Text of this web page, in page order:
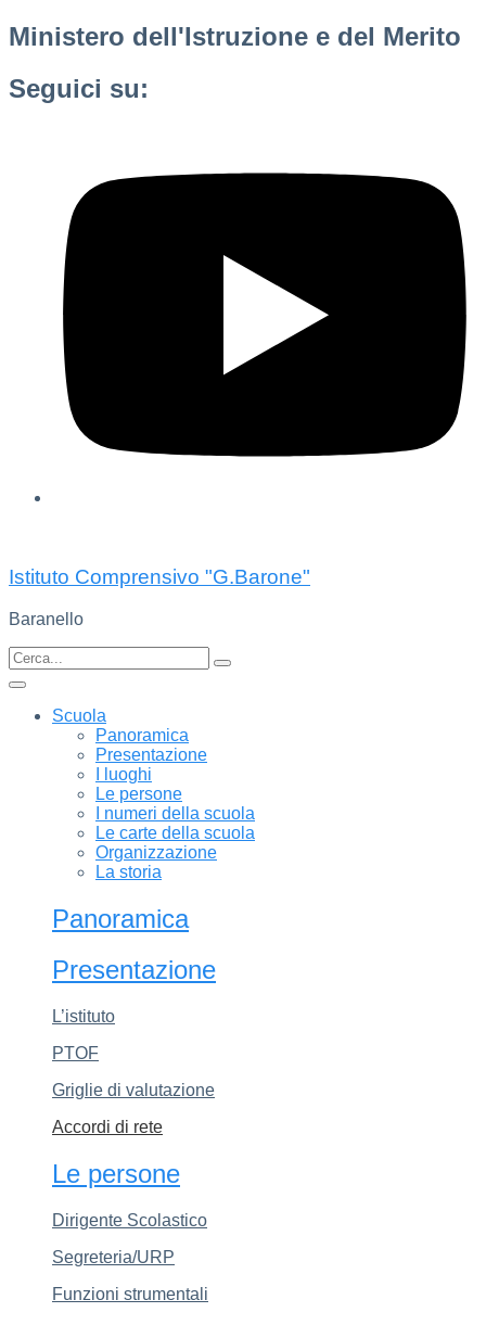
Ministero dell'Istruzione e del Merito
Seguici su:
Istituto Comprensivo "G.Barone"
Baranello
Scuola
Panoramica
Presentazione
I luoghi
Le persone
I numeri della scuola
Le carte della scuola
Organizzazione
La storia
Panoramica
Presentazione
L’istituto
PTOF
Griglie di valutazione
Accordi di rete
Le persone
Dirigente Scolastico
Segreteria/URP
Funzioni strumentali